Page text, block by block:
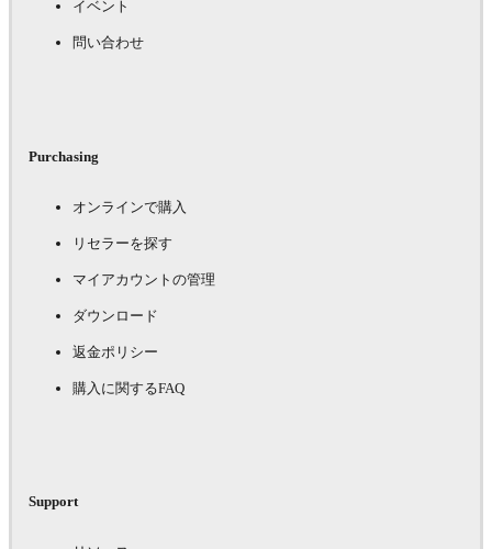
イベント
問い合わせ
Purchasing
オンラインで購入
リセラーを探す
マイアカウントの管理
ダウンロード
返金ポリシー
購入に関するFAQ
Support